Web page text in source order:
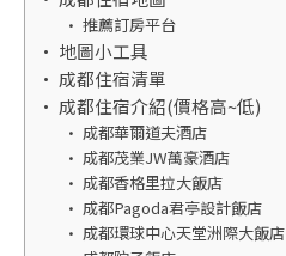
推薦訂房平台
地圖小工具
成都住宿清單
成都住宿介紹(價格高~低)
成都華爾道夫酒店
成都茂業JW萬豪酒店
成都香格里拉大飯店
成都Pagoda君亭設計飯店
成都環球中心天堂洲際大飯店